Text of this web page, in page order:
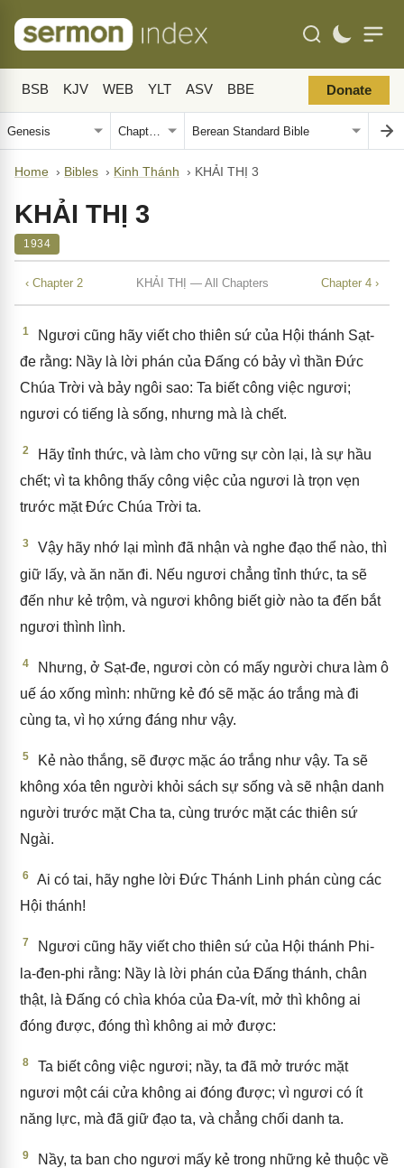
BSB KJV WEB YLT ASV BBE Donate
Home › Bibles › Kinh Thánh › KHẢI THỊ 3
KHẢI THỊ 3
1934
‹ Chapter 2 KHẢI THỊ — All Chapters Chapter 4 ›
1
Ngươi cũng hãy viết cho thiên sứ của Hội thánh Sạt-
đe rằng: Nầy là lời phán của Đấng có bảy vì thần Đức
Chúa Trời và bảy ngôi sao: Ta biết công việc ngươi;
ngươi có tiếng là sống, nhưng mà là chết.
2
Hãy tỉnh thức, và làm cho vững sự còn lại, là sự hầu
chết; vì ta không thấy công việc của ngươi là trọn vẹn
trước mặt Đức Chúa Trời ta.
3
Vậy hãy nhớ lại mình đã nhận và nghe đạo thể nào, thì
giữ lấy, và ăn năn đi. Nếu ngươi chẳng tỉnh thức, ta sẽ
đến như kẻ trộm, và ngươi không biết giờ nào ta đến bắt
ngươi thình lình.
4
Nhưng, ở Sạt-đe, ngươi còn có mấy người chưa làm ô
uế áo xống mình: những kẻ đó sẽ mặc áo trắng mà đi
cùng ta, vì họ xứng đáng như vậy.
5
Kẻ nào thắng, sẽ được mặc áo trắng như vậy. Ta sẽ
không xóa tên người khỏi sách sự sống và sẽ nhận danh
người trước mặt Cha ta, cùng trước mặt các thiên sứ
Ngài.
6
Ai có tai, hãy nghe lời Đức Thánh Linh phán cùng các
Hội thánh!
7
Ngươi cũng hãy viết cho thiên sứ của Hội thánh Phi-
la-đen-phi rằng: Nầy là lời phán của Đấng thánh, chân
thật, là Đấng có chìa khóa của Đa-vít, mở thì không ai
đóng được, đóng thì không ai mở được:
8
Ta biết công việc ngươi; nầy, ta đã mở trước mặt
ngươi một cái cửa không ai đóng được; vì ngươi có ít
năng lực, mà đã giữ đạo ta, và chẳng chối danh ta.
9
Nầy, ta ban cho ngươi mấy kẻ trong những kẻ thuộc về